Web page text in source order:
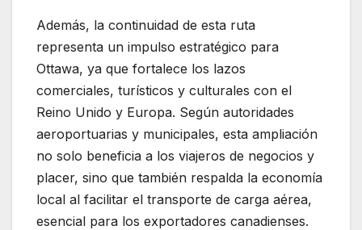
Además, la continuidad de esta ruta
representa un impulso estratégico para
Ottawa, ya que fortalece los lazos
comerciales, turísticos y culturales con el
Reino Unido y Europa. Según autoridades
aeroportuarias y municipales, esta ampliación
no solo beneficia a los viajeros de negocios y
placer, sino que también respalda la economía
local al facilitar el transporte de carga aérea,
esencial para los exportadores canadienses.